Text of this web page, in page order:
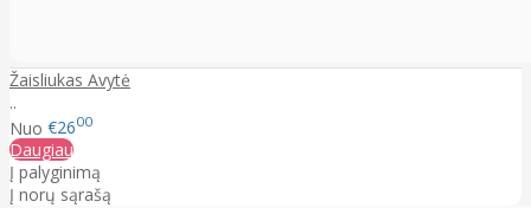
Žaisliukas Avytė
..
Nuo €2600
Daugiau
Į palyginimą
Į norų sąrašą